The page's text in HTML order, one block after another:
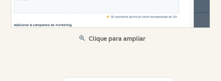
Clique para ampliar